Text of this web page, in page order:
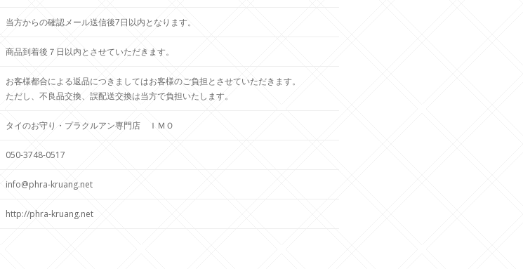
当方からの確認メール送信後7日以内となります。
商品到着後７日以内とさせていただきます。
お客様都合による返品につきましてはお客様のご負担とさせていただきます。
ただし、不良品交換、誤配送交換は当方で負担いたします。
タイのお守り・プラクルアン専門店 ＩＭＯ
050-3748-0517
info@phra-kruang.net
http://phra-kruang.net